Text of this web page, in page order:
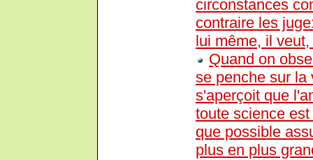
circonstances
contraire les
lui même, il
Quand on
se penche sur la
s'aperçoit que
toute science
que possible
plus en plus